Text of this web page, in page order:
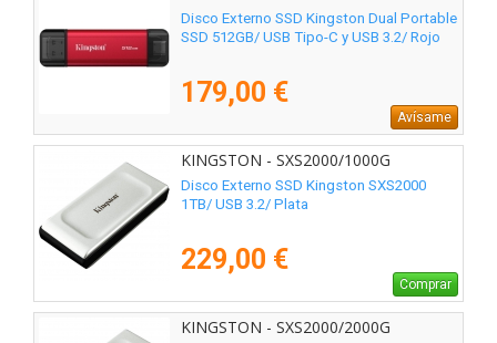
Disco Externo SSD Kingston Dual Portable
SSD 512GB/ USB Tipo-C y USB 3.2/ Rojo
179,00 €
Avísame
KINGSTON - SXS2000/1000G
Disco Externo SSD Kingston SXS2000
1TB/ USB 3.2/ Plata
229,00 €
Comprar
KINGSTON - SXS2000/2000G